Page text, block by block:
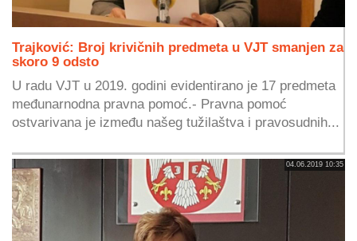
Trajković: Broj krivičnih predmeta u VJT smanjen za
skoro 9 odsto
U radu VJT u 2019. godini evidentirano je 17 predmeta
međunarnodna pravna pomoć.- Pravna pomoć
ostvarivana je između našeg tužilaštva i pravosudnih...
04.06.2019 10:35